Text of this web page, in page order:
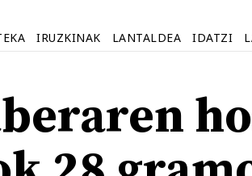
IRUZKINAK LANTALDEA IDATZI